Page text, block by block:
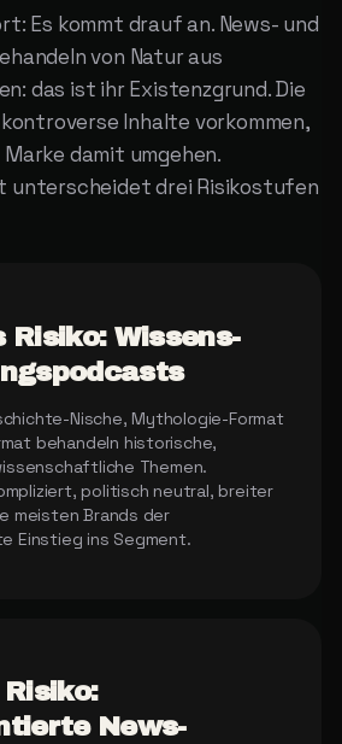
Es kommt drauf an. News- und
von Natur aus
das ist ihr Existenzgrund. Die
Inhalte vorkommen,
damit umgehen.
unterscheidet drei Risikostufen
Risiko: Wissens-
Nische, Mythologie-Format
behandeln historische,
Themen.
politisch neutral, breiter
meisten Brands der
Einstieg ins Segment.
News-